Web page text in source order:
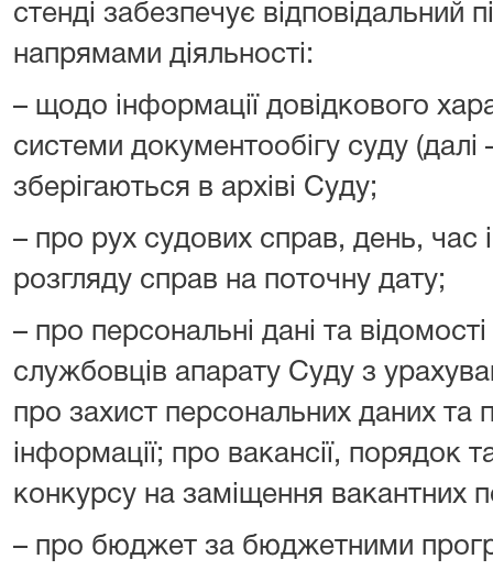
стенді забезпечує відповідальний
напрямами діяльності:
– щодо інформації довідкового
системи документообігу суду
зберігаються в архіві Суду;
– про рух судових справ, день, час
розгляду справ на поточну дату;
– про персональні дані та
службовців апарату Суду з
про захист персональних даних та
інформації; про вакансії, порядок
конкурсу на заміщення вакантних
– про бюджет за бюджетними